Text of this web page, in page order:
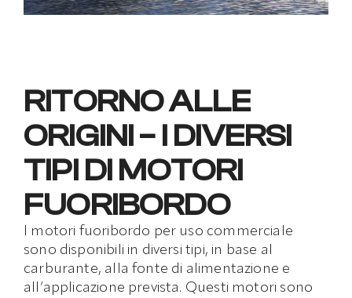
RITORNO ALLE
ORIGINI – I DIVERSI
TIPI DI MOTORI
FUORIBORDO
I motori fuoribordo per uso commerciale
sono disponibili in diversi tipi, in base al
carburante, alla fonte di alimentazione e
all’applicazione prevista. Questi motori sono